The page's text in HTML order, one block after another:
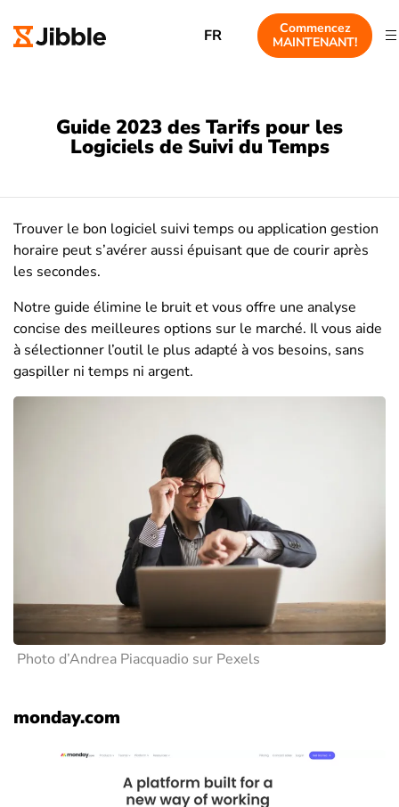
FR
Commencez
MAINTENANT!
Guide 2023 des Tarifs pour les
Logiciels de Suivi du Temps
Trouver le bon logiciel suivi temps ou application gestion
horaire peut s’avérer aussi épuisant que de courir après
les secondes.
Notre guide élimine le bruit et vous offre une analyse
concise des meilleures options sur le marché. Il vous aide
à sélectionner l’outil le plus adapté à vos besoins, sans
gaspiller ni temps ni argent.
Photo d’Andrea Piacquadio sur Pexels
monday.com